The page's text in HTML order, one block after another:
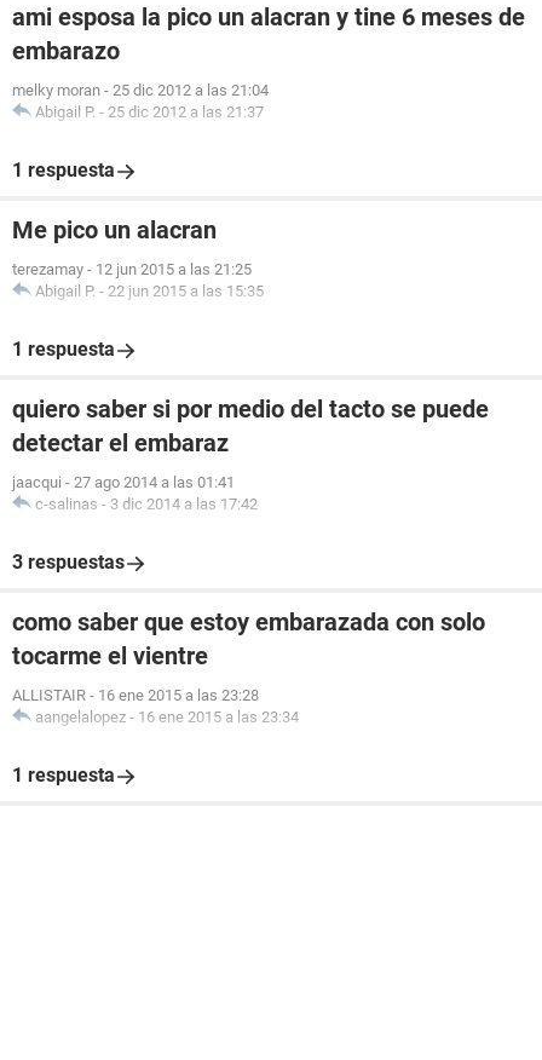
ami esposa la pico un alacran y tine 6 meses de
embarazo
melky moran - 25 dic 2012 a las 21:04
Abigail P. - 25 dic 2012 a las 21:37
1 respuesta
Me pico un alacran
terezamay - 12 jun 2015 a las 21:25
Abigail P. - 22 jun 2015 a las 15:35
1 respuesta
quiero saber si por medio del tacto se puede
detectar el embaraz
jaacqui - 27 ago 2014 a las 01:41
c-salinas - 3 dic 2014 a las 17:42
3 respuestas
como saber que estoy embarazada con solo
tocarme el vientre
ALLISTAIR - 16 ene 2015 a las 23:28
aangelalopez - 16 ene 2015 a las 23:34
1 respuesta